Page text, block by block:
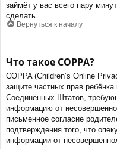
займёт у вас всего пару
сделать.
Вернуться к началу
Что такое COPPA?
COPPA (Children’s Online
защите частных прав ребёнка
Соединённых Штатов,
информацию от
письменное согласие
подтверждения того, что
информации от